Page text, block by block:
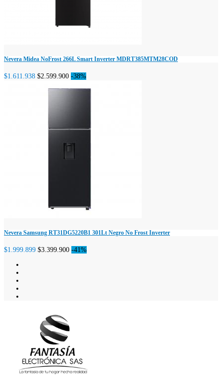
Nevera Midea NoFrost 266L Smart Inverter MDRT385MTM28COD
$1.611.938 $2.599.900 -38%
Nevera Samsung RT31DG5220B1 301Lt Negro No Frost Inverter
$1.999.899 $3.399.900 -41%